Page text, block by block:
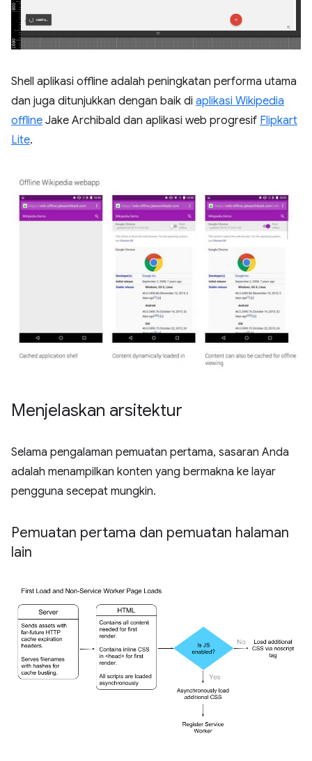
Shell aplikasi offline adalah peningkatan performa utama
dan juga ditunjukkan dengan baik di aplikasi Wikipedia
offline Jake Archibald dan aplikasi web progresif Flipkart
Lite.
Menjelaskan arsitektur
Selama pengalaman pemuatan pertama, sasaran Anda
adalah menampilkan konten yang bermakna ke layar
pengguna secepat mungkin.
Pemuatan pertama dan pemuatan halaman
lain